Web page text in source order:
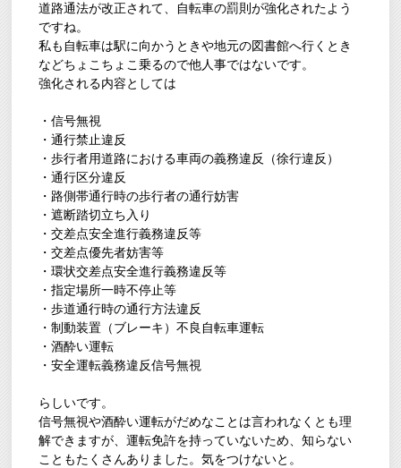
道路通法が改正されて、自転車の罰則が強化されたよう
ですね。
私も自転車は駅に向かうときや地元の図書館へ行くとき
などちょこちょこ乗るので他人事ではないです。
強化される内容としては
・信号無視
・通行禁止違反
・歩行者用道路における車両の義務違反（徐行違反）
・通行区分違反
・路側帯通行時の歩行者の通行妨害
・遮断踏切立ち入り
・交差点安全進行義務違反等
・交差点優先者妨害等
・環状交差点安全進行義務違反等
・指定場所一時不停止等
・歩道通行時の通行方法違反
・制動装置（ブレーキ）不良自転車運転
・酒酔い運転
・安全運転義務違反信号無視
らしいです。
信号無視や酒酔い運転がだめなことは言われなくとも理
解できますが、運転免許を持っていないため、知らない
こともたくさんありました。気をつけないと。